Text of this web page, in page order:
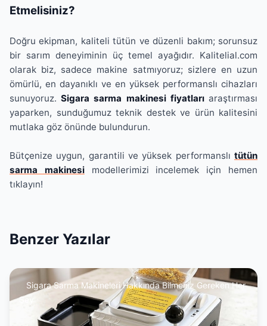
Etmelisiniz?
Doğru ekipman, kaliteli tütün ve düzenli bakım; sorunsuz
bir sarım deneyiminin üç temel ayağıdır. Kalitelial.com
olarak biz, sadece makine satmıyoruz; sizlere en uzun
ömürlü, en dayanıklı ve en yüksek performanslı cihazları
sunuyoruz.Sigara sarma makinesi fiyatlarıaraştırması
yaparken, sunduğumuz teknik destek ve ürün kalitesini
mutlaka göz önünde bulundurun.
Bütçenize uygun, garantili ve yüksek performanslı tütün
sarma makinesimodellerimizi incelemek için hemen
tıklayın!
Benzer Yazılar
Sigara Sarma Makineleri Hakkında Bilmeniz Gereken Her
Şey